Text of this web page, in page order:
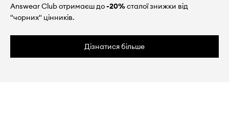
Answear Club отримаєш до-20%сталої знижки від
"чорних" цінників.
Дізнатися більше